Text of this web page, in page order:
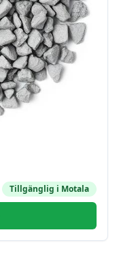
Tillgänglig i Motala